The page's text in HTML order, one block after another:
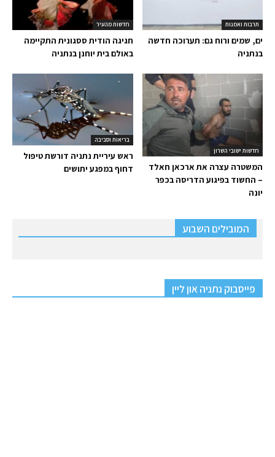
חדשות מהעיר
חגיגה הודית ססגונית התקיימה
באולם בית יוחנן בנתניה
תרבות ואמנות
ים, שמים ורוח גם: תערוכה חדשה
בנתניה
בריאות וסביבה
ראש עיריית נתניה דורשת טיפול
דחוף במפגע יתושים
חדשות ישובי השרון
המשטרה עצרה את ארכאן חאלד
– החשוד בפיגוע הדריסה בכפר
יונה
המובילים השבוע
פייסבוק נתניה און ליין